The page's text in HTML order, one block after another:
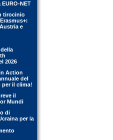
NET
tirocinio
e
2026
Action
del
per il clima!
il
Mundi
di
per la